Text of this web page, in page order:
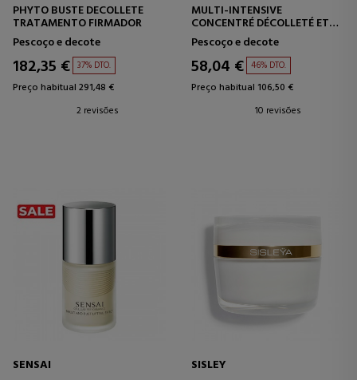
PHYTO BUSTE DECOLLETE
TRATAMENTO FIRMADOR
Pescoço e decote
182,35 € 37% DTO.
Preço habitual 291,48 €
2 revisões
MULTI-INTENSIVE
CONCENTRÉ DÉCOLLETÉ ET
COU
TRATAMENTO PESCOÇO E
DECOTE
Pescoço e decote
58,04 € 46% DTO.
Preço habitual 106,50 €
10 revisões
SENSAI
SISLEY